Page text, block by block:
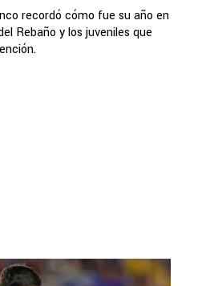
recordó cómo fue su año en
Rebaño y los juveniles que